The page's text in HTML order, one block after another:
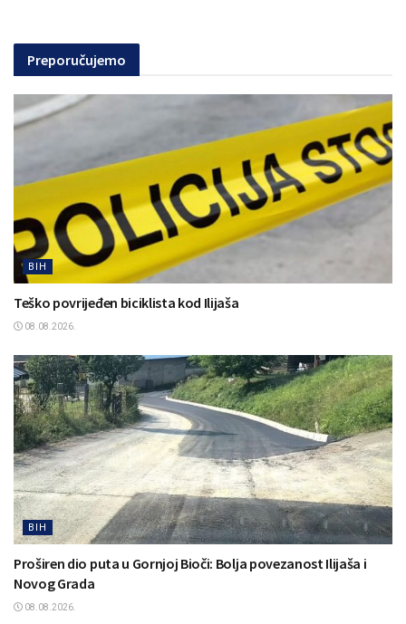
Preporučujemo
BIH
Teško povrijeđen biciklista kod Ilijaša
08.08.2026.
BIH
Proširen dio puta u Gornjoj Bioči: Bolja povezanost Ilijaša i
Novog Grada
08.08.2026.